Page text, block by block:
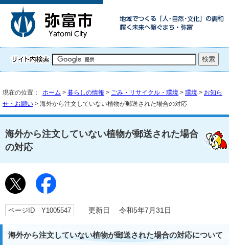
現在の位置： ホーム > 暮らしの情報 > ごみ・リサイクル・環境 > 環境 > お知ら
せ・お願い > 海外から注文していない植物が郵送された場合の対応
海外から注文していない植物が郵送された場合
の対応
ページID Y1005547 更新日 令和5年7月31日
海外から注文していない植物が郵送された場合の対応について